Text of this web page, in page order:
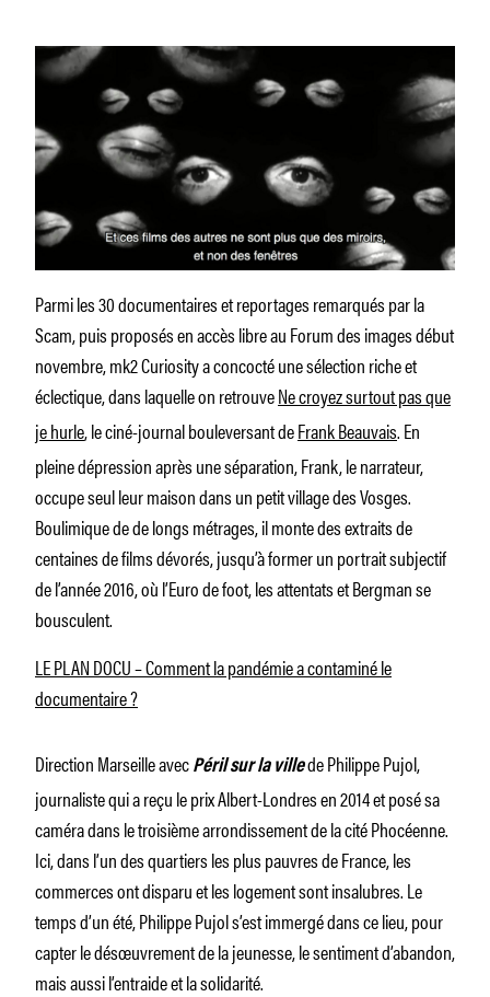
Parmi les 30 documentaires et reportages remarqués par la
Scam, puis proposés en accès libre au Forum des images début
novembre, mk2 Curiosity a concocté une sélection riche et
éclectique, dans laquelle on retrouveNe croyez surtout pas que
je hurle, le ciné-journal bouleversant deFrank Beauvais. En
pleine dépression après une séparation, Frank, le narrateur,
occupe seul leur maison dans un petit village des Vosges.
Boulimique de de longs métrages, il monte des extraits de
centaines de films dévorés, jusqu’à former un portrait subjectif
de l’année 2016, où l’Euro de foot, les attentats et Bergman se
bousculent.
LE PLAN DOCU – Comment la pandémie a contaminé le
documentaire ?
Direction Marseille avec Péril sur la villede Philippe Pujol,
journaliste qui a reçu le prix Albert-Londres en 2014 et posé sa
caméra dans le troisième arrondissement de la cité Phocéenne.
Ici, dans l’un des quartiers les plus pauvres de France, les
commerces ont disparu et les logement sont insalubres. Le
temps d’un été, Philippe Pujol s’est immergé dans ce lieu, pour
capter le désœuvrement de la jeunesse, le sentiment d’abandon,
mais aussi l’entraide et la solidarité.